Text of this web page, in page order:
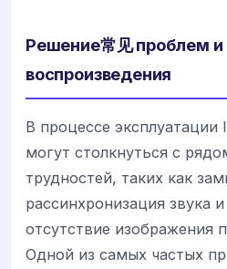
Решение常见 проблем
воспроизведения
В процессе эксплуатации
могут столкнуться с
трудностей, таких как
рассинхронизация звука
отсутствие изображения
Одной из самых частых